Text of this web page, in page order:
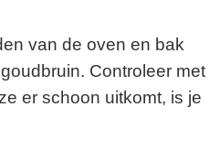
van de oven en bak
goudbruin. Controleer met
er schoon uitkomt, is je